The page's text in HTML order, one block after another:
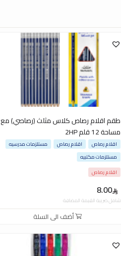
طقم اقلام رصاص كلاس مثلث (رصاصي) مع
مساحة 12 قلم 2HP
8.00
اقلام رصاص اقلام رصاص
مستلزمات مدرسيه
مستلزمات مكتبيه
اقلام رصاص
شامل ضريبة القيمة المضافة
أضف الى السلة